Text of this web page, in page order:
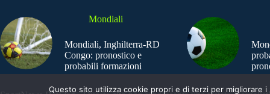
Mondiali
Mondiali, Inghilterra-RD
Congo: pronostico e
probabili formazioni
Questo sito utilizza cookie propri e di terzi per migliorare